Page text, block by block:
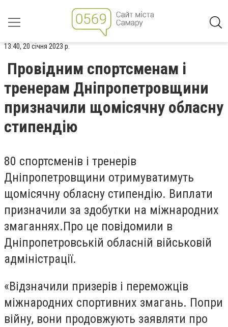
13:40, 20 січня 2023 р.
Провідним спортсменам і
тренерам Дніпропетровщини
призначили щомісячну обласну
стипендію
80 спортсменів і тренерів
Дніпропетровщини отримуватимуть
щомісячну обласну стипендію. Виплати
призначили за здобутки на міжнародних
змаганнях.Про це повідомили в
Дніпропетровській обласній військовій
адміністрації.
«Відзначили призерів і переможців
міжнародних спортивних змагань. Попри
війну, вони продовжують заявляти про